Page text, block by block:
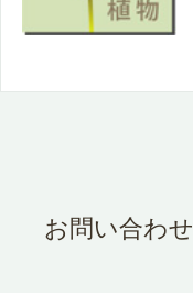
お問い合わせ